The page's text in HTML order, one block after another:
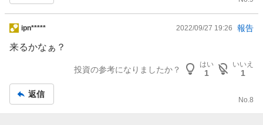
掲
示
板
ipn***** 2022/09/27 19:26 報告
来るかなぁ？
投資の参考になりましたか？
はい
1
いいえ
1
返信
No.8